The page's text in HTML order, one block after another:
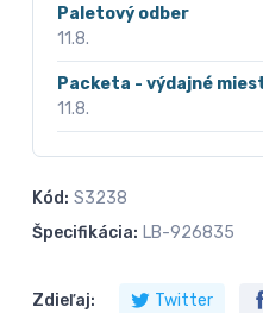
Paletový odber
11.8.
Packeta - výdajné
11.8.
Kód: S3238
Špecifikácia: LB-926835
Zdieľaj: Twitter